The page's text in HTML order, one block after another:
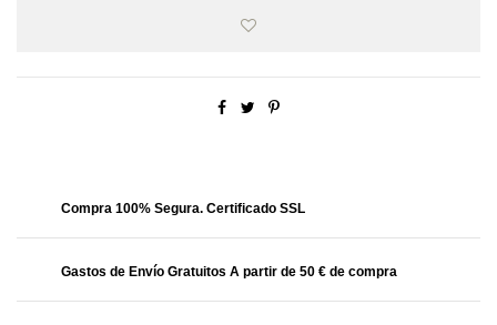
Compra 100% Segura. Certificado SSL
Gastos de Envío Gratuitos A partir de 50 € de compra